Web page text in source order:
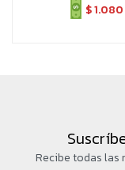
$1.080
Recibe todas las